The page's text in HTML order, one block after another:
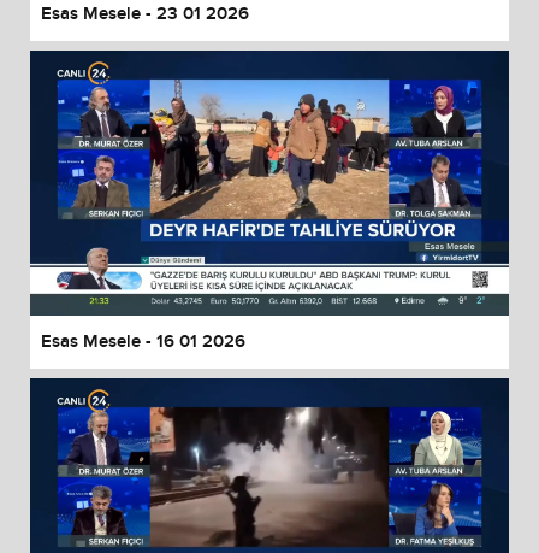
Esas Mesele - 23 01 2026
Esas Mesele - 16 01 2026